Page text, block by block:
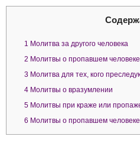
1 Молитва за другого человека
2 Молитвы о пропавшем человеке
3 Молитва для тех, кого
4 Молитвы о вразумлении
5 Молитвы при краже или
6 Молитвы о пропавшем человеке